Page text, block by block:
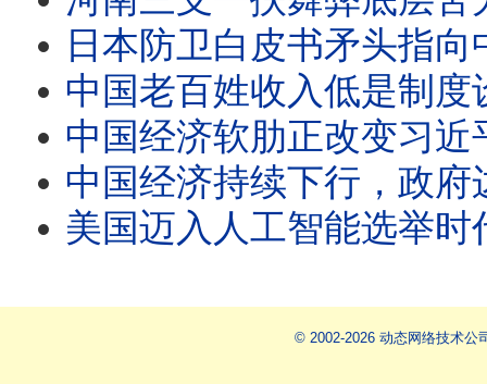
日本防卫白皮书矛头指向中国//王剑
中国老百姓收入低是制度设计的结果/
中国经济软肋正改变习近平对外政策/川普政府退关
中国经济持续下行，政府边
美国迈入人工智能选举
© 2002-2026 动态网络技术公